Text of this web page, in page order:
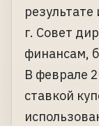
г. Совет
финансам,
В феврале
ставкой